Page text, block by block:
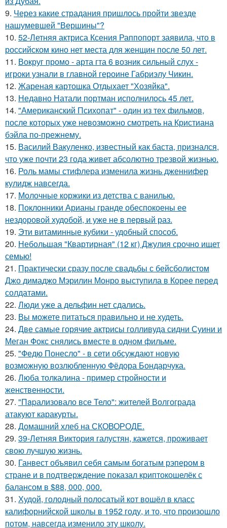
9. Через какие страдания пришлось пройти звезде
нашумевшей "Вершины"?
10. 52-Летняя актриса Ксения Раппопорт заявила, что в
российском кино нет места для женщин после 50 лет.
11. Вокруг промо - арта гта 6 возник сильный слух -
игроки узнали в главной героине Габриэлу Чикин.
12. Жареная картошка Отдыхает "Хозяйка".
13. Недавно Натали портман исполнилось 45 лет.
14. "Американский Психопат" - один из тех фильмов,
после которых уже невозможно смотреть на Кристиана
бэйла по-прежнему.
15. Василий Вакуленко, известный как баста, признался,
что уже почти 23 года живет абсолютно трезвой жизнью.
16. Роль мамы стифлера изменила жизнь дженнифер
кулидж навсегда.
17. Молочные коржики из детства с ванилью.
18. Поклонники Арианы гранде обеспокоены ее
нездоровой худобой, и уже не в первый раз.
19. Эти витаминные кубики - удобный способ.
20. Небольшая "Квартирная" (12 кг) Джулия срочно ищет
семью!
21. Практически сразу после свадьбы с бейсболистом
Джо димаджо Мэрилин Монро выступила в Корее перед
солдатами.
22. Люди уже а дельфин нет сдались.
23. Вы можете питаться правильно и не худеть.
24. Две самые горячие актрисы голливуда сидни Суини и
Меган Фокс снялись вместе в одном фильме.
25. "Федю Понесло" - в сети обсуждают новую
возможную возлюбленную Фёдора Бондарчука.
26. Люба толкалина - пример стройности и
женственности.
27. "Пapализовало все Тело": жителей Волгограда
атакуют каракурты.
28. Домашний хлеб на СКОВОРОДЕ.
29. 39-Летняя Виктория галустян, кажется, проживает
свою лучшую жизнь.
30. Ганвест объявил себя самым богатым рэпером в
стране и в подтверждение показал криптокошелёк с
балансом в $88, 000, 000.
31. Худой, голодный полосатый кот вошёл в класс
калифорнийской школы в 1952 году, и то, что произошло
потом, навсегда изменило эту школу.